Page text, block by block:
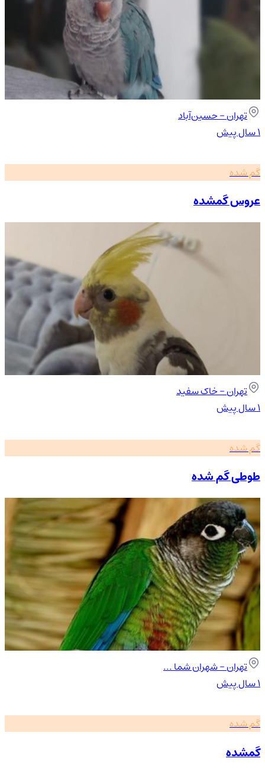
تهران- حسین‌آباد
۱ سال پیش
گم شده
عروس گمشده
تهران- خاک سفید
۱ سال پیش
گم شده
طوطی گم شده
تهران- شهران شما ...
۱ سال پیش
گم شده
گمشده